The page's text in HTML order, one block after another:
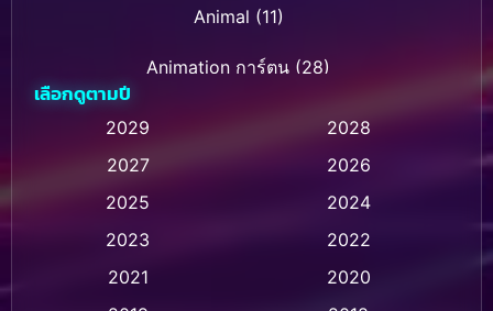
Animal (11)
Animation การ์ตูน (28)
Animation การ์ตูน (232)
Animation การ์ตูน (32)
Animation แอนิเมชั่น (1)
เลือกดูตามปี
2029
2028
2027
2026
2025
2024
2023
2022
2021
2020